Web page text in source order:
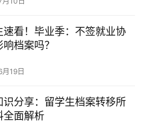
速看！毕业季：不签就业协
档案吗？
19日
识分享：留学生档案转移所
全面解析